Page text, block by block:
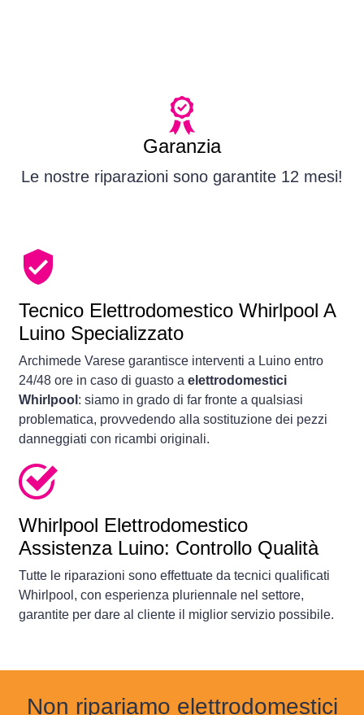
Garanzia
Le nostre riparazioni sono garantite 12 mesi!
Tecnico Elettrodomestico Whirlpool A
Luino Specializzato
Archimede Varese garantisce interventi a Luino entro
24/48 ore in caso di guasto a elettrodomestici
Whirlpool : siamo in grado di far fronte a qualsiasi
problematica, provvedendo alla sostituzione dei pezzi
danneggiati con ricambi originali.
Whirlpool Elettrodomestico
Assistenza Luino: Controllo Qualità
Tutte le riparazioni sono effettuate da tecnici qualificati
Whirlpool, con esperienza pluriennale nel settore,
garantite per dare al cliente il miglior servizio possibile.
Non ripariamo elettrodomestici